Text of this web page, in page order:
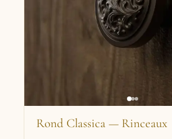
Rond Classica — Rinceaux